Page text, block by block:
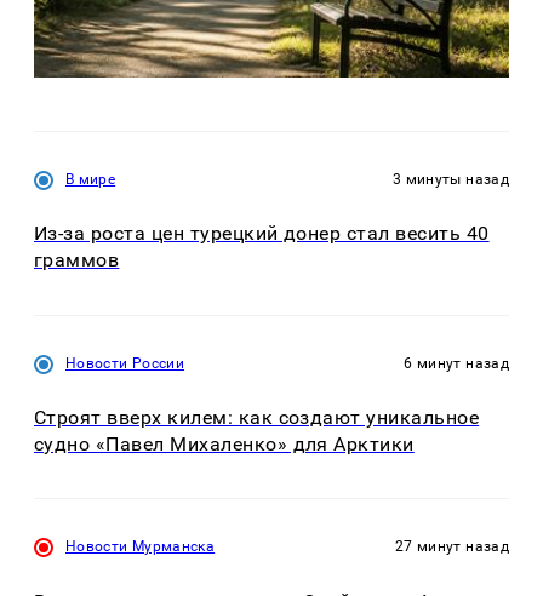
В мире 3 минуты назад
Из-за роста цен турецкий донер стал весить 40
граммов
Новости России 6 минут назад
Строят вверх килем: как создают уникальное
судно «Павел Михаленко» для Арктики
Новости Мурманска 27 минут назад